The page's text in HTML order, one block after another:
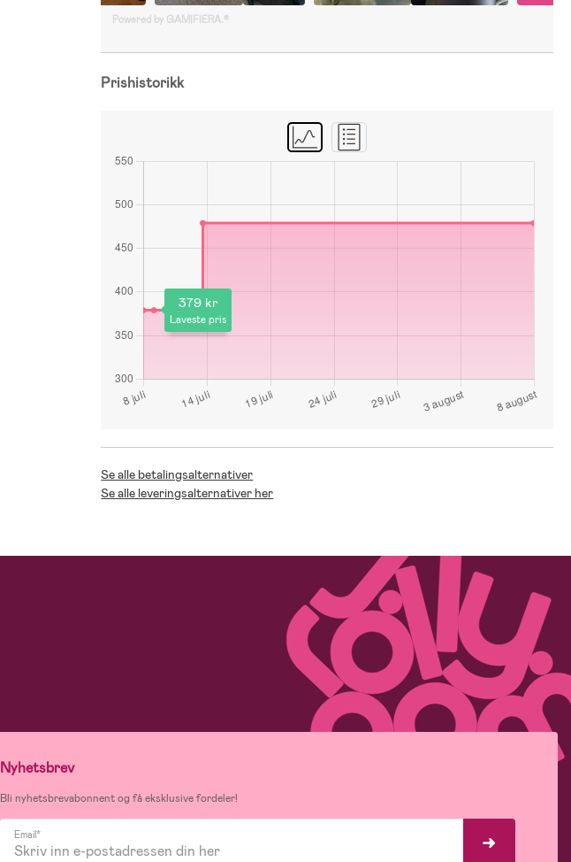
Powered by GAMIFIERA.®
Prishistorikk
379 kr
Laveste pris
Se alle betalingsalternativer
Se alle leveringsalternativer her
Nyhetsbrev
Bli nyhetsbrevabonnent og få eksklusive fordeler!
Email*